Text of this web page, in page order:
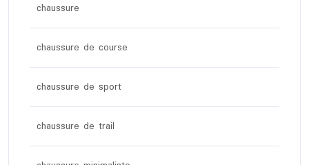
chaussure
chaussure de course
chaussure de sport
chaussure de trail